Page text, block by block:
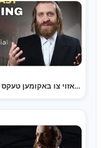
וויאזוי צו באקומען טעקס בענעפיטס פין געוויסע באנק…